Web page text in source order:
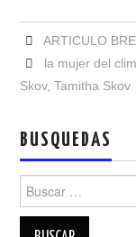
PROMOCIÓN DE
SALÓN DE LA FAMA
SOLICITUD DE
ARTICULO
la mujer del
Skov,Tamitha Skov
BUSQUEDAS
Buscar: